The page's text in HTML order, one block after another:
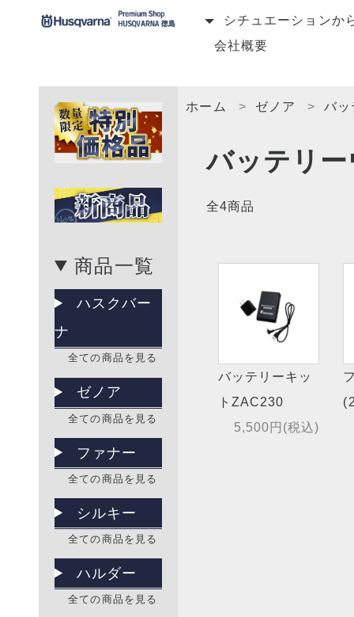
シチュエーションか
会社概要
商品一覧
ハスクバー
ナ
全ての商品を見る
ゼノア
全ての商品を見る
ファナー
全ての商品を見る
シルキー
全ての商品を見る
ハルダー
全ての商品を見る
ホーム ゼノア バッ
バッテリ
全4商品
バッテリーキッ
トZAC230
5,500円(税込)